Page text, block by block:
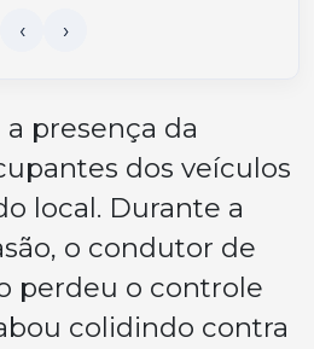
presença da
dos veículos
local. Durante a
o condutor de
perdeu o controle
colidindo contra